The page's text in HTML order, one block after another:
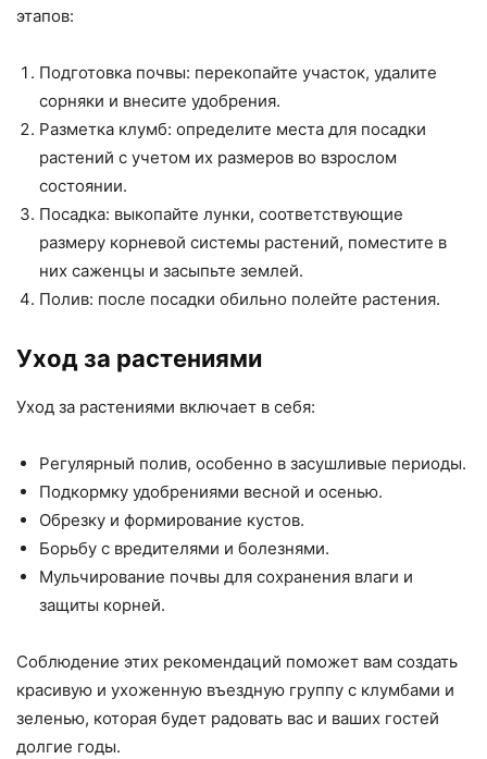
этапов:
Подготовка почвы: перекопайте участок, удалите
сорняки и внесите удобрения.
Разметка клумб: определите места для посадки
растений с учетом их размеров во взрослом
состоянии.
Посадка: выкопайте лунки, соответствующие
размеру корневой системы растений, поместите в
них саженцы и засыпьте землей.
Полив: после посадки обильно полейте растения.
Уход за растениями
Уход за растениями включает в себя:
Регулярный полив, особенно в засушливые периоды.
Подкормку удобрениями весной и осенью.
Обрезку и формирование кустов.
Борьбу с вредителями и болезнями.
Мульчирование почвы для сохранения влаги и
защиты корней.
Соблюдение этих рекомендаций поможет вам создать
красивую и ухоженную въездную группу с клумбами и
зеленью, которая будет радовать вас и ваших гостей
долгие годы.